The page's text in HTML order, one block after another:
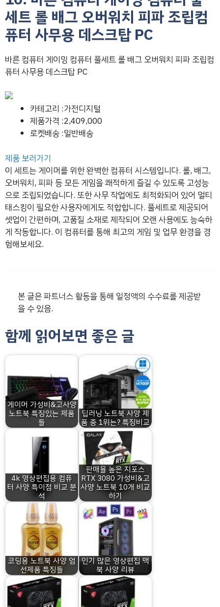
세트 롤 배그 오버워치 피파 조립컴
퓨터 사무용 데스크탑 PC
바른 컴퓨터 게이밍 컴퓨터 풀세트 롤 배그 오버워치 피파 조립컴
퓨터 사무용 데스크탑 PC
카테고리 :가전디지털
제품가격 :2,409,000
로켓배송 :일반배송
제품 보러가기
이 세트는 게이머를 위한 완벽한 컴퓨터 시스템입니다. 롤, 배그,
오버워치, 피파 등 모든 게임을 쾌적하게 즐길 수 있도록 고성능
으로 조립되었습니다. 또한 사무 작업에도 최적화되어 있어 멀티
태스킹이 필요한 사용자에게도 적합합니다. 풀세트로 제공되어
셋업이 간편하며, 고품질 소재로 제작되어 오랜 사용에도 능숙하
게 작동합니다. 이 컴퓨터를 통해 최고의 게임 및 업무 환경을 경
험해보세요.
본 글은 파트너스 활동을 통해 일정액의 수수료를 제공받
을 수 있음.
함께 읽어보면 좋은 글
게이머 가성비&고사양
노트북 특징있는 제품
들
딥러닝 노트북 사양 제
품 중 1위는? 특징비교
4k 영상편집용 컴퓨
터 사양 특이점 비교 분
석
판매율 높은 지포스
RTX 3080 가성비&고
사양 노트북 10개 비교
하기
코딩용 노트북 사양 엄
선제품 특징들
인기 많은 영상편집 맥
북 사양 리뷰